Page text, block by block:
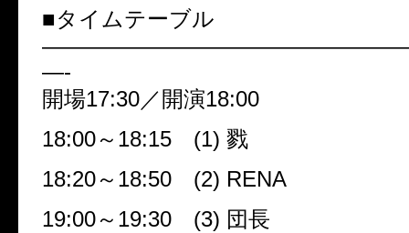
■タイムテーブル
—-
開場17:30／開演18:00
18:00～18:15 (1) 戮
18:20～18:50 (2) RENA
19:00～19:30 (3) 団長